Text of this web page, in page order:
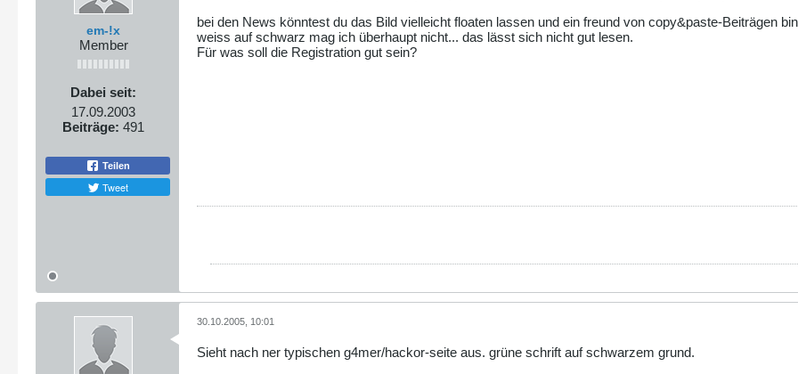
em-!x
Member
Dabei seit:
17.09.2003
Beiträge: 491
Teilen
Tweet
bei den News könntest du das Bild vielleicht floaten lassen und ein freund von copy&paste-Beiträgen
weiss auf schwarz mag ich überhaupt nicht... das lässt sich nicht gut lesen.
Für was soll die Registration gut sein?
30.10.2005, 10:01
Sieht nach ner typischen g4mer/hackor-seite aus. grüne schrift auf schwarzem grund.